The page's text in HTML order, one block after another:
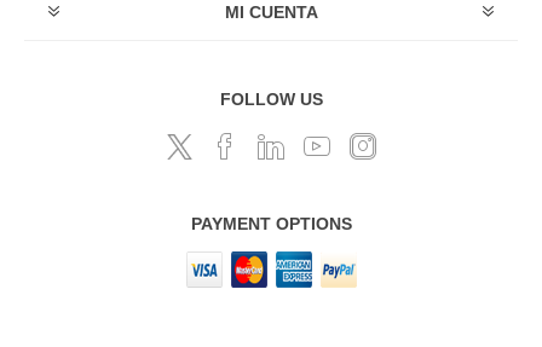
MI CUENTA
FOLLOW US
PAYMENT OPTIONS